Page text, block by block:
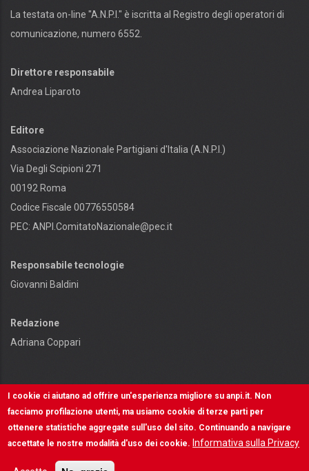
La testata on-line "A.N.P.I." è iscritta al Registro degli operatori di
comunicazione, numero 6552.
Direttore responsabile
Andrea Liparoto
Editore
Associazione Nazionale Partigiani d'Italia (A.N.P.I.)
Via Degli Scipioni 271
00192 Roma
Codice Fiscale 00776550584
PEC: ANPI.ComitatoNazionale@pec.it
Responsabile tecnologie
Giovanni Baldini
Redazione
Adriana Coppari
Contenuti e diritti riservati - © ANPI - Made inOSCR
INFORMATIVA SULLA PRIVACY
I cookie ci aiutano ad offrire un'esperienza migliore su anpi.it. Non
facciamo profilazione utenti, ma usiamo cookie di terze parti per
ottenere statistiche aggregate sull'uso del sito. Continuando a navigare
accettate le nostre modalità d'uso dei cookie. Informativa sulla Privacy